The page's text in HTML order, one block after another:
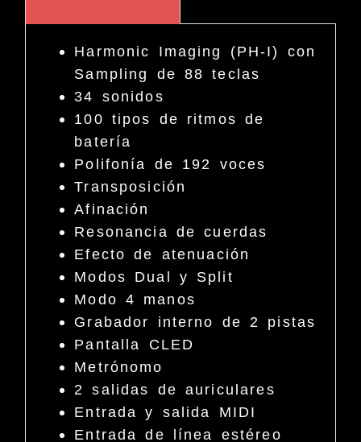
Harmonic Imaging (PH-I) con
Sampling de 88 teclas
34 sonidos
100 tipos de ritmos de
batería
Polifonía de 192 voces
Transposición
Afinación
Resonancia de cuerdas
Efecto de atenuación
Modos Dual y Split
Modo 4 manos
Grabador interno de 2 pistas
Pantalla CLED
Metrónomo
2 salidas de auriculares
Entrada y salida MIDI
Entrada de línea estéreo